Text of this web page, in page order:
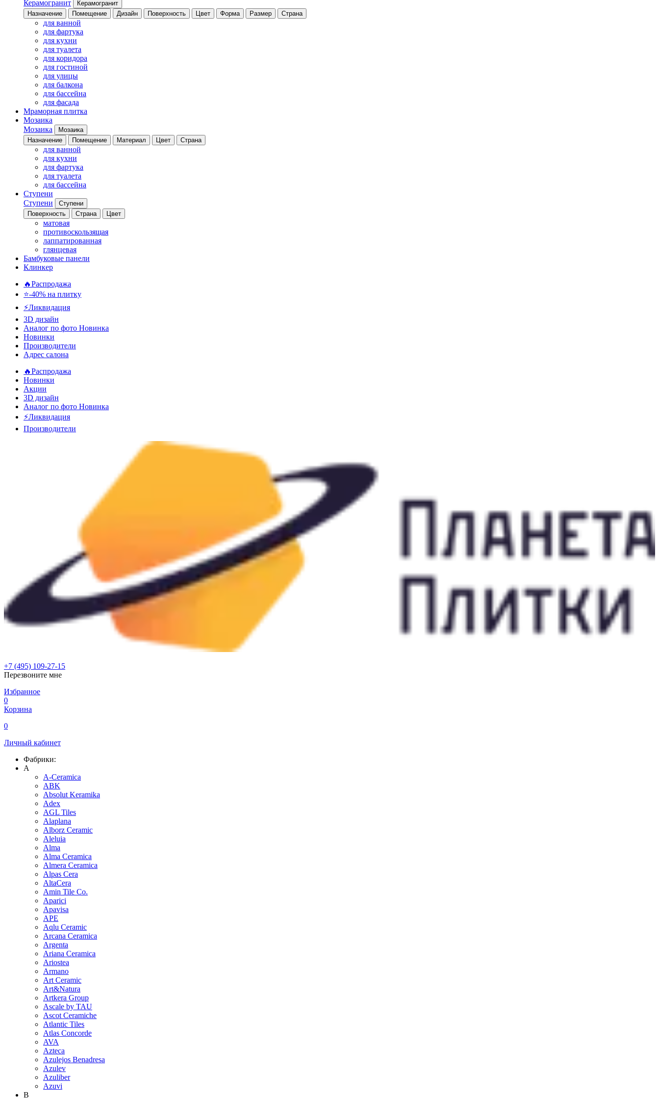
Керамогранит
Керамогранит
Назначение
Помещение Дизайн Поверхность Цвет Форма Размер Страна
для ванной
для фартука
для кухни
для туалета
для коридора
для гостиной
для улицы
для балкона
для бассейна
для фасада
Мраморная плитка
Мозаика
Мозаика
Мозаика
Назначение
Помещение Материал Цвет Страна
для ванной
для кухни
для фартука
для туалета
для бассейна
Ступени
Ступени
Ступени
Поверхность
Страна Цвет
матовая
противоскользящая
лаппатированная
глянцевая
Бамбуковые панели
Клинкер
🔥Распродажа
⭐-40% на плитку
⚡️Ликвидация
3D дизайн
Аналог по фото Новинка
Новинки
Производители
Адрес салона
🔥Распродажа
Новинки
Акции
3D дизайн
Аналог по фото Новинка
⚡Ликвидация
Производители
+7 (495) 109-27-15
Перезвоните мне
Избранное
0
Корзина
0
Личный кабинет
Фабрики:
A
A-Ceramica
ABK
Absolut Keramika
Adex
AGL Tiles
Alaplana
Alborz Ceramic
Aleluia
Alma
Alma Ceramica
Almera Ceramica
Alpas Cera
AltaCera
Amin Tile Co.
Aparici
Apavisa
APE
Aqlu Ceramic
Arcana Ceramica
Argenta
Ariana Ceramica
Ariostea
Armano
Art Ceramic
Art&Natura
Artkera Group
Ascale by TAU
Ascot Ceramiche
Atlantic Tiles
Atlas Concorde
AVA
Azteca
Azulejos Benadresa
Azulev
Azuliber
Azuvi
B